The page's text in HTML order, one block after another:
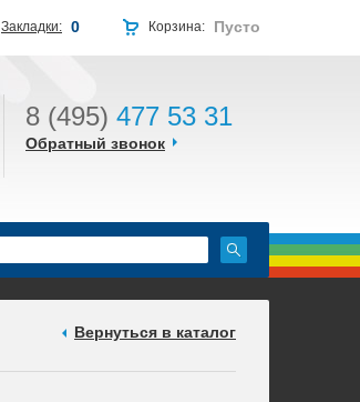
8 (495) 477 53 31
Обратный звонок
Вернуться в каталог
Корзина: Пусто
Закладки: 0